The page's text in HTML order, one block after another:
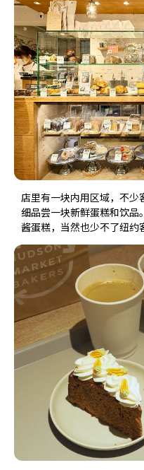
店里有一块内用区域，不
细品尝一块新鲜蛋糕和饮品
酱蛋糕，当然也少不了纽约